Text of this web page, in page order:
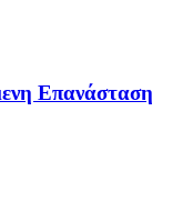
Επανάσταση